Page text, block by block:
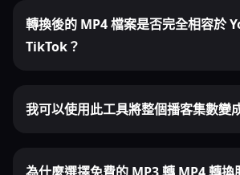
轉換後的 MP4 檔案是否完全相容於
TikTok？
我可以使用此工具將整個播客集數變